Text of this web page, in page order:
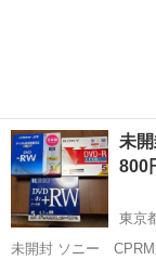
未
800
東京
未開封 ソニー